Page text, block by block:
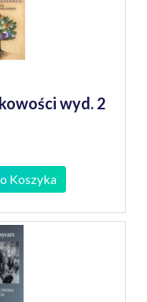
wyd. 2
Koszyka